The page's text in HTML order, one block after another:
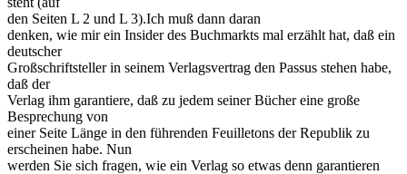
den Seiten L 2 und L 3).Ich muß dann daran
denken, wie mir ein Insider des Buchmarkts mal erzählt hat, daß ein
deutscher
Großschriftsteller in seinem Verlagsvertrag den Passus stehen habe,
daß der
Verlag ihm garantiere, daß zu jedem seiner Bücher eine große
Besprechung von
einer Seite Länge in den führenden Feuilletons der Republik zu
erscheinen habe. Nun
werden Sie sich fragen, wie ein Verlag so etwas denn garantieren